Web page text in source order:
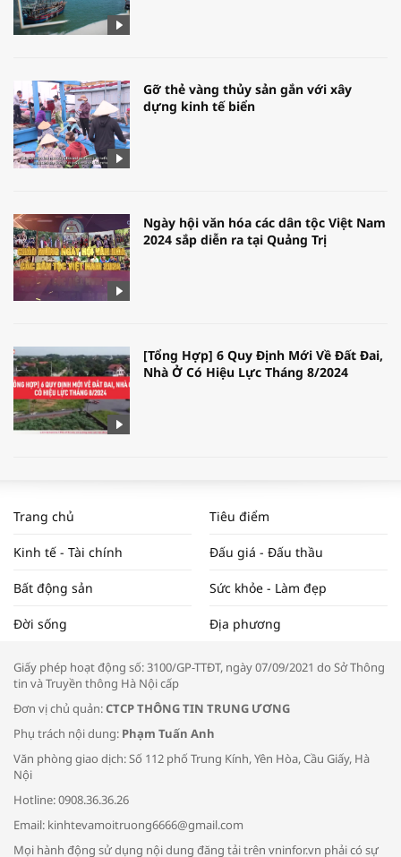
Gỡ thẻ vàng thủy sản gắn với xây
dựng kinh tế biển
Ngày hội văn hóa các dân tộc Việt Nam
2024 sắp diễn ra tại Quảng Trị
[Tổng Hợp] 6 Quy Định Mới Về Đất Đai,
Nhà Ở Có Hiệu Lực Tháng 8/2024
NAM NĂM 2024 VÀ NĂM 2025 | NHỊP
ĐẬP THỊ TRƯỜNG #62
Tọa đàm “Xúc tiến thương mại: Khơi
Bác sĩ tư vấn cách phòng tránh bệnh
đường hô hấp trong thời tiết giao mùa
Trang chủ Tiêu điểm
Kinh tế - Tài chính Đấu giá - Đấu thầu
Bất động sản Sức khỏe - Làm đẹp
Đời sống Địa phương
Giấy phép hoạt động số: 3100/GP-TTĐT, ngày 07/09/2021 do Sở Thông
tin và Truyền thông Hà Nội cấp
Đơn vị chủ quản:CTCP THÔNG TIN TRUNG ƯƠNG
Phụ trách nội dung: Phạm Tuấn Anh
Văn phòng giao dịch: Số 112 phố Trung Kính, Yên Hòa, Cầu Giấy, Hà
Nội
Hotline: 0908.36.36.26
Email: kinhtevamoitruong6666@gmail.com
Mọi hành động sử dụng nội dung đăng tải trên vninfor.vn phải có sự